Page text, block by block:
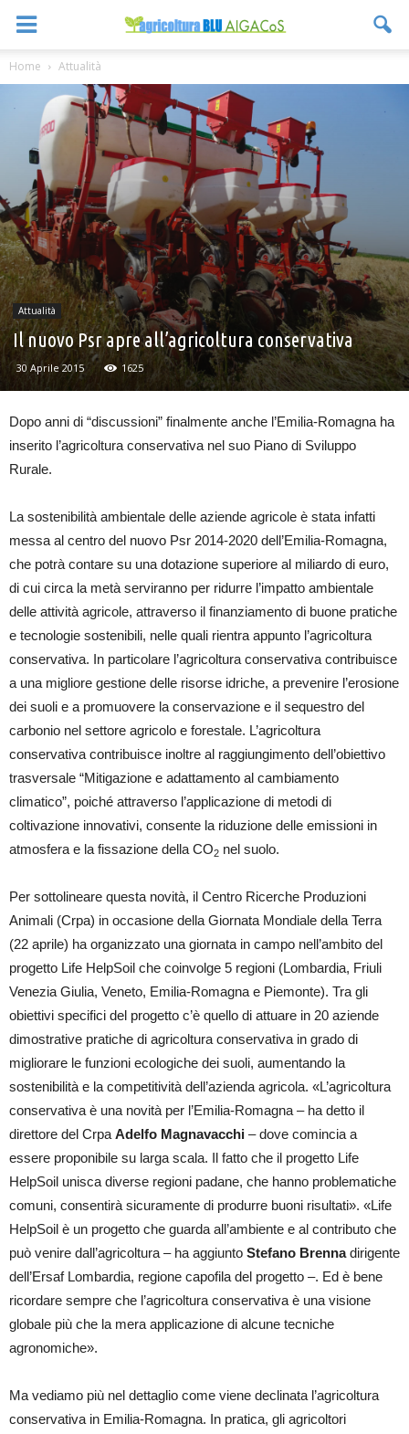
Home Attualità
Attualità
Il nuovo Psr apre all’agricoltura conservativa
30 Aprile 2015 1625
Dopo anni di “discussioni” finalmente anche l’Emilia-Romagna ha
inserito l’agricoltura conservativa nel suo Piano di Sviluppo
Rurale.
La sostenibilità ambientale delle aziende agricole è stata infatti
messa al centro del nuovo Psr 2014-2020 dell’Emilia-Romagna,
che potrà contare su una dotazione superiore al miliardo di euro,
di cui circa la metà serviranno per ridurre l’impatto ambientale
delle attività agricole, attraverso il finanziamento di buone pratiche
e tecnologie sostenibili, nelle quali rientra appunto l’agricoltura
conservativa. In particolare l’agricoltura conservativa contribuisce
a una migliore gestione delle risorse idriche, a prevenire l’erosione
dei suoli e a promuovere la conservazione e il sequestro del
carbonio nel settore agricolo e forestale. L’agricoltura
conservativa contribuisce inoltre al raggiungimento dell’obiettivo
trasversale “Mitigazione e adattamento al cambiamento
climatico”, poiché attraverso l’applicazione di metodi di
coltivazione innovativi, consente la riduzione delle emissioni in
atmosfera e la fissazione della CO2 nel suolo.
Per sottolineare questa novità, il Centro Ricerche Produzioni
Animali (Crpa) in occasione della Giornata Mondiale della Terra
(22 aprile) ha organizzato una giornata in campo nell’ambito del
progetto Life HelpSoil che coinvolge 5 regioni (Lombardia, Friuli
Venezia Giulia, Veneto, Emilia-Romagna e Piemonte). Tra gli
obiettivi specifici del progetto c’è quello di attuare in 20 aziende
dimostrative pratiche di agricoltura conservativa in grado di
migliorare le funzioni ecologiche dei suoli, aumentando la
sostenibilità e la competitività dell’azienda agricola. «L’agricoltura
conservativa è una novità per l’Emilia-Romagna – ha detto il
direttore del Crpa Adelfo Magnavacchi – dove comincia a
essere proponibile su larga scala. Il fatto che il progetto Life
HelpSoil unisca diverse regioni padane, che hanno problematiche
comuni, consentirà sicuramente di produrre buoni risultati». «Life
HelpSoil è un progetto che guarda all’ambiente e al contributo che
può venire dall’agricoltura – ha aggiunto Stefano Brennadirigente
dell’Ersaf Lombardia, regione capofila del progetto –. Ed è bene
ricordare sempre che l’agricoltura conservativa è una visione
globale più che la mera applicazione di alcune tecniche
agronomiche».
Ma vediamo più nel dettaglio come viene declinata l’agricoltura
conservativa in Emilia-Romagna. In pratica, gli agricoltori